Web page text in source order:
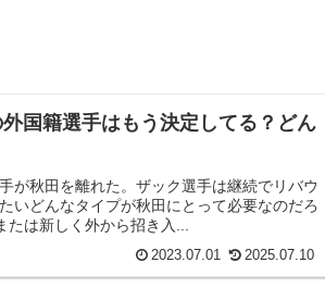
国籍選手はもう決定してる？どん
が秋田を離れた。ザック選手は継続でリバウ
いどんなタイプが秋田にとって必要なのだろ
は新しく外から招き入...
2023.07.01 2025.07.10